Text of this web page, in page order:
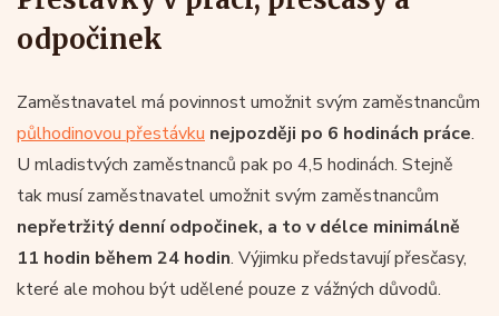
odpočinek
Zaměstnavatel má povinnost umožnit svým zaměstnancům
půlhodinovou přestávku nejpozději po 6 hodinách práce.
U mladistvých zaměstnanců pak po 4,5 hodinách. Stejně
tak musí zaměstnavatel umožnit svým zaměstnancům
nepřetržitý denní odpočinek, a to v délce minimálně
11 hodin během 24 hodin. Výjimku představují přesčasy,
které ale mohou být udělené pouze z vážných důvodů.